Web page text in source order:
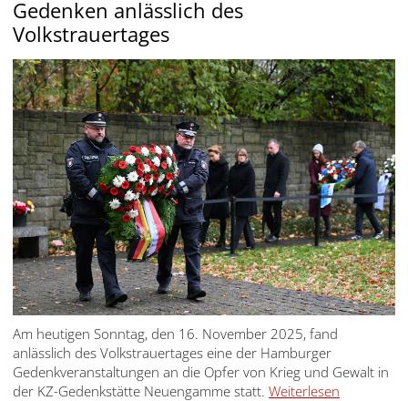
Gedenken anlässlich des
Volkstrauertages
Am heutigen Sonntag, den 16. November 2025, fand
anlässlich des Volkstrauertages eine der Hamburger
Gedenkveranstaltungen an die Opfer von Krieg und Gewalt in
der KZ-Gedenkstätte Neuengamme statt. Weiterlesen